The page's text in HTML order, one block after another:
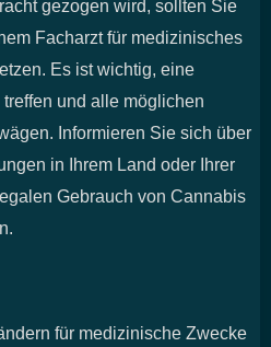
gezogen wird, sollten Sie
Facharzt für medizinisches
Es ist wichtig, eine
und alle möglichen
Informieren Sie sich über
in Ihrem Land oder Ihrer
Gebrauch von Cannabis
für medizinische Zwecke